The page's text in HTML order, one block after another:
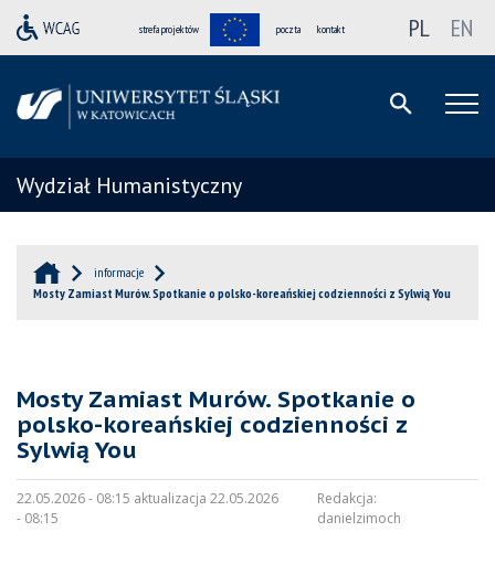
strefa projektów poczta kontakt PL EN
Wydział Humanistyczny
informacje
Mosty Zamiast Murów. Spotkanie o polsko-koreańskiej codzienności z Sylwią You
Mosty Zamiast Murów. Spotkanie o
polsko-koreańskiej codzienności z
Sylwią You
22.05.2026 - 08:15 aktualizacja 22.05.2026
- 08:15
Redakcja:
danielzimoch